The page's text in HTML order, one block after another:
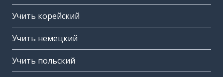
Учить корейский
Учить немецкий
Учить польский